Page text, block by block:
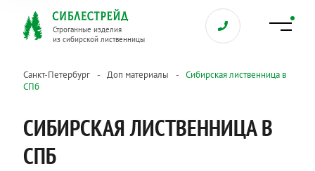
Строганные изделия
из сибирской лиственницы
Санкт-Петербург Доп материалы
Сибирская лиственница в
СПб
СИБИРСКАЯ ЛИСТВЕННИЦА В
СПБ